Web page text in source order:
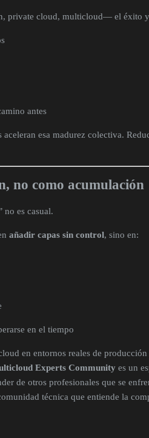
private cloud, multicloud— el éxito
antes
esa madurez colectiva.
no como acumulación
no es casual.
añadir capas sin control, sino en:
en el tiempo
en entornos reales de
Experts Community es un
de otros profesionales que se
técnica que entiende la